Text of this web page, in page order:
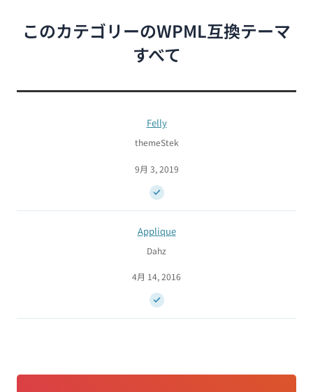
このカテゴリーのWPML互換テーマ
すべて
Felly
themeStek
9月 3, 2019
Applique
Dahz
4月 14, 2016